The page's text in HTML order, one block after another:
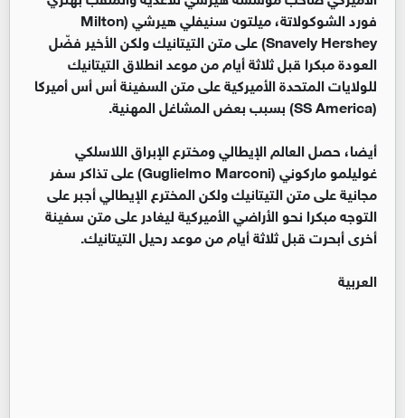
فورد الشوكولاتة، ميلتون سنيفلي هيرشي (Milton
Snavely Hershey) على متن التيتانيك ولكن الأخير فضّل
العودة مبكرا قبل ثلاثة أيام من موعد انطلاق التيتانيك
للولايات المتحدة الأميركية على متن السفينة أس أس أميركا
(SS America) بسبب بعض المشاغل المهنية.
أيضا، حصل العالم الإيطالي ومخترع الإبراق اللاسلكي
غوليلمو ماركوني (Guglielmo Marconi) على تذاكر سفر
مجانية على متن التيتانيك ولكن المخترع الإيطالي أجبر على
التوجه مبكرا نحو الأراضي الأميركية ليغادر على متن سفينة
أخرى أبحرت قبل ثلاثة أيام من موعد رحيل التيتانيك.
العربية